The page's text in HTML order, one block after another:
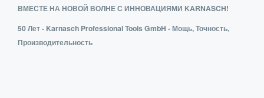
ВМЕСТЕ НА НОВОЙ ВОЛНЕ С ИННОВАЦИЯМИ KARNASCH!
50 Лет - Karnasch Professional Tools GmbH - Мощь, Точность,
Производительность